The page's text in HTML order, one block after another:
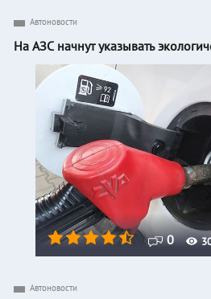
0
Автоновости
На АЗС начнут указывать
Автоновости